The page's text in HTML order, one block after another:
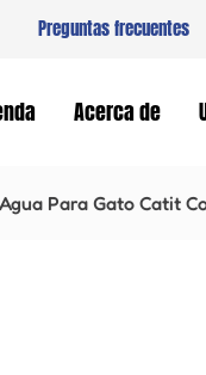
Preguntas frecuentes
Acerca de
Para Gato Catit